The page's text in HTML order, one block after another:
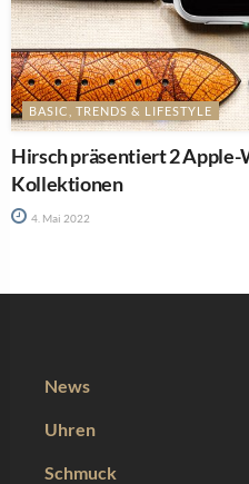
BASIC, TRENDS & LIFESTYLE
Hirsch präsentiert 2
Kollektionen
4. Mai 2022
News
Uhren
Schmuck